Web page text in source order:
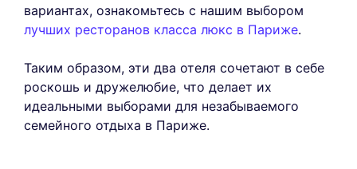
вариантах, ознакомьтесь с нашим выбором
лучших ресторанов класса люкс в Париже.
Таким образом, эти два отеля сочетают в себе
роскошь и дружелюбие, что делает их
идеальными выборами для незабываемого
семейного отдыха в Париже.